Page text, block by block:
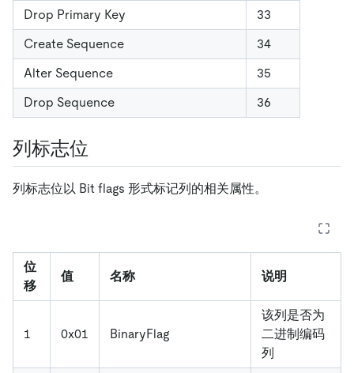
Drop Primary Key
33
Create Sequence
34
Alter Sequence
35
Drop Sequence
36
列标志位
列标志位以 Bit flags 形式标记列的相关属性。
位
移
值 名称 说明
1 0x01 BinaryFlag
该列是否为
二进制编码
列